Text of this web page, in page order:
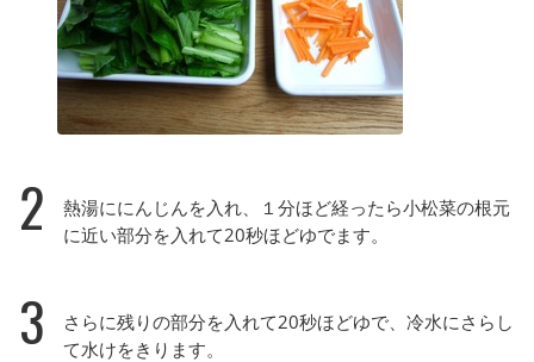
2
熱湯ににんじんを入れ、１分ほど経ったら小松菜の根元
に近い部分を入れて20秒ほどゆでます。
3
さらに残りの部分を入れて20秒ほどゆで、冷水にさらし
て水けをきります。